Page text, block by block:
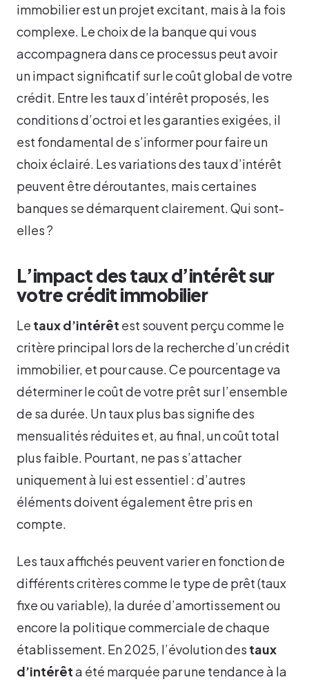
immobilier est un projet excitant, mais à la fois
complexe. Le choix de la banque qui vous
accompagnera dans ce processus peut avoir
un impact significatif sur le coût global de votre
crédit. Entre les taux d’intérêt proposés, les
conditions d’octroi et les garanties exigées, il
est fondamental de s’informer pour faire un
choix éclairé. Les variations des taux d’intérêt
peuvent être déroutantes, mais certaines
banques se démarquent clairement. Qui sont-
elles ?
L’impact des taux d’intérêt sur
votre crédit immobilier
Le taux d’intérêt est souvent perçu comme le
critère principal lors de la recherche d’un crédit
immobilier, et pour cause. Ce pourcentage va
déterminer le coût de votre prêt sur l’ensemble
de sa durée. Un taux plus bas signifie des
mensualités réduites et, au final, un coût total
plus faible. Pourtant, ne pas s’attacher
uniquement à lui est essentiel : d’autres
éléments doivent également être pris en
compte.
Les taux affichés peuvent varier en fonction de
différents critères comme le type de prêt (taux
fixe ou variable), la durée d’amortissement ou
encore la politique commerciale de chaque
établissement. En 2025, l’évolution des taux
d’intérêta été marquée par une tendance à la